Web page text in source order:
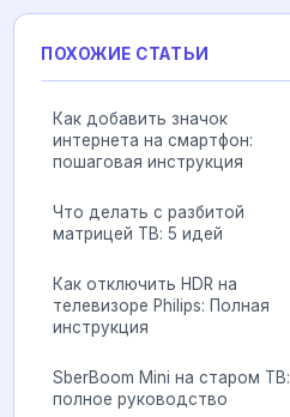
ПОХОЖИЕ СТАТЬИ
Как добавить значок
интернета на смартфон:
пошаговая инструкция
Что делать с разбитой
матрицей ТВ: 5 идей
Как отключить HDR на
телевизоре Philips: Полная
инструкция
SberBoom Mini на старом ТВ:
полное руководство